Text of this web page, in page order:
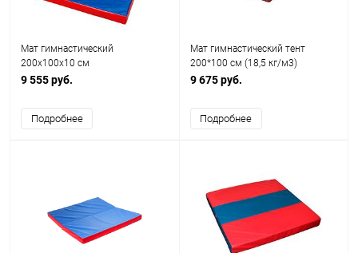
Мат гимнастический
200х100х10 см
9 555 руб.
Подробнее
Мат гимнастический тент
200*100 cм (18,5 кг/м3)
9 675 руб.
Подробнее